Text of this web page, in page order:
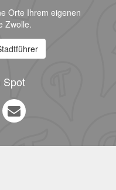
Orte Ihrem eigenen
Zwolle.
Spot